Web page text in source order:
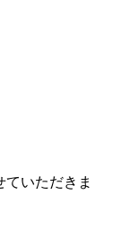
ていただきま